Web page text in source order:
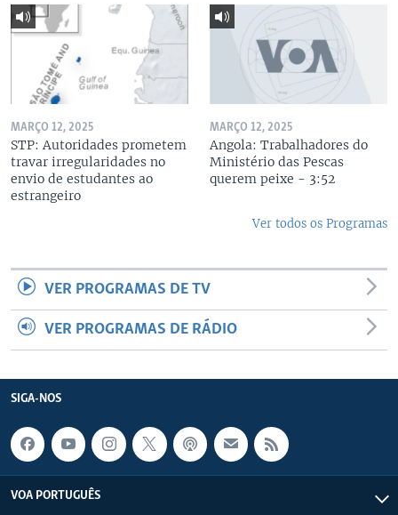
MARÇO 12, 2025
STP: Autoridades prometem
travar irregularidades no
envio de estudantes ao
estrangeiro
MARÇO 12, 2025
Angola: Trabalhadores do
Ministério das Pescas
querem peixe - 3:52
Ver todos os Programas
VER PROGRAMAS DE TV
VER PROGRAMAS DE RÁDIO
SIGA-NOS
VOA PORTUGUÊS